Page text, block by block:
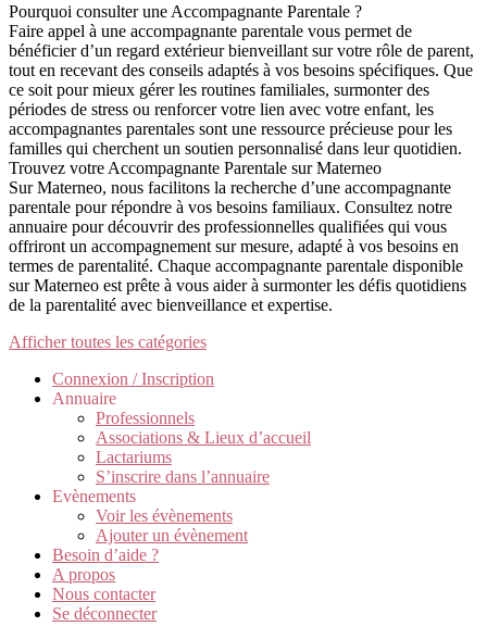
Pourquoi consulter une Accompagnante Parentale ?
Faire appel à une accompagnante parentale vous permet de
bénéficier d’un regard extérieur bienveillant sur votre rôle de parent,
tout en recevant des conseils adaptés à vos besoins spécifiques. Que
ce soit pour mieux gérer les routines familiales, surmonter des
périodes de stress ou renforcer votre lien avec votre enfant, les
accompagnantes parentales sont une ressource précieuse pour les
familles qui cherchent un soutien personnalisé dans leur quotidien.
Trouvez votre Accompagnante Parentale sur Materneo
Sur Materneo, nous facilitons la recherche d’une accompagnante
parentale pour répondre à vos besoins familiaux. Consultez notre
annuaire pour découvrir des professionnelles qualifiées qui vous
offriront un accompagnement sur mesure, adapté à vos besoins en
termes de parentalité. Chaque accompagnante parentale disponible
sur Materneo est prête à vous aider à surmonter les défis quotidiens
de la parentalité avec bienveillance et expertise.
Afficher toutes les catégories
Connexion / Inscription
Annuaire
Professionnels
Associations & Lieux d’accueil
Lactariums
S’inscrire dans l’annuaire
Evènements
Voir les évènements
Ajouter un évènement
Besoin d’aide ?
A propos
Nous contacter
Se déconnecter